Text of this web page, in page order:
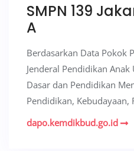
SMPN 139
A
Berdasarkan Data Pokok
Jenderal Pendidikan
Dasar dan Pendidikan
Pendidikan, Kebudayaan,
dapo.kemdikbud.go.id